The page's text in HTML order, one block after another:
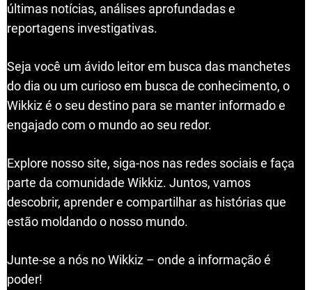
últimas notícias, análises aprofundadas e
reportagens investigativas.
Seja você um ávido leitor em busca das manchetes
do dia ou um curioso em busca de conhecimento, o
Wikkiz é o seu destino para se manter informado e
engajado com o mundo ao seu redor.
Explore nosso site, siga-nos nas redes sociais e faça
parte da comunidade Wikkiz. Juntos, vamos
descobrir, aprender e compartilhar as histórias que
estão moldando o nosso mundo.
Junte-se a nós no Wikkiz – onde a informação é
poder!